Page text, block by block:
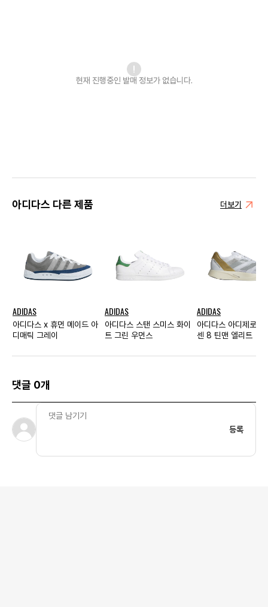
현재 진행중인 발매 정보가 없습니다.
아디다스 다른 제품 더보기
ADIDAS
아디다스 x 휴먼 메이드 아
디매틱 그레이
ADIDAS
아디다스 스탠 스미스 화이
트 그린 우먼스
ADIDAS
아디다스 아디제로 타
센 8 틴맨 엘리트
댓글 0개
등록